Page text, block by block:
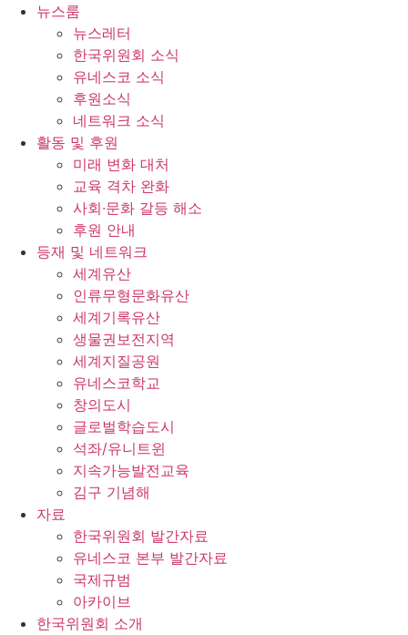
뉴스룸
뉴스레터
한국위원회 소식
유네스코 소식
후원소식
네트워크 소식
활동 및 후원
미래 변화 대처
교육 격차 완화
사회∙문화 갈등 해소
후원 안내
등재 및 네트워크
세계유산
인류무형문화유산
세계기록유산
생물권보전지역
세계지질공원
유네스코학교
창의도시
글로벌학습도시
석좌/유니트윈
지속가능발전교육
김구 기념해
자료
한국위원회 발간자료
유네스코 본부 발간자료
국제규범
아카이브
한국위원회 소개